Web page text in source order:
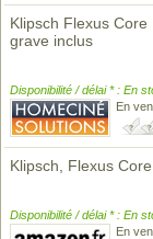
Klipsch Flexus
grave inclus
Disponibilité / délai * : En
En
Klipsch, Flexus
Disponibilité / délai * : En
En